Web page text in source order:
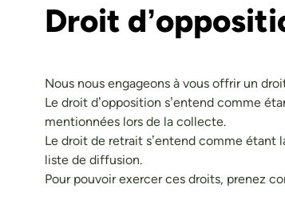
​Droit
Nous nous engageons à vous offrir un
Le droit d’opposition s’entend comme
mentionnées lors de la collecte.
Le droit de retrait s’entend comme étant
liste de diffusion.
Pour pouvoir exercer ces droits, prenez